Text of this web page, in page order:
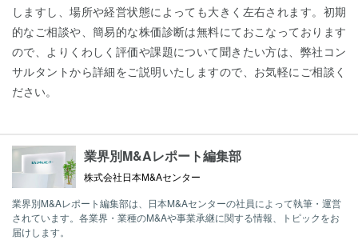
しますし、場所や経営状態によっても大きく左右されます。初期
的なご相談や、簡易的な株価診断は無料にておこなっております
ので、よりくわしく評価や課題について聞きたい方は、弊社コン
サルタントから詳細をご説明いたしますので、お気軽にご相談く
ださい。
業界別M&Aレポート編集部
株式会社日本M&Aセンター
業界別M&Aレポート編集部は、日本M&Aセンターの社員によって執筆・運営
されています。各業界・業種のM&Aや事業承継に関する情報、トピックをお
届けします。